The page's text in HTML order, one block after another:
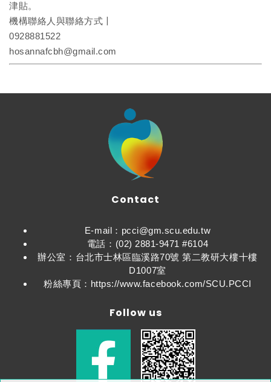
津貼。
機構聯絡人與聯絡方式〡
0928881522
hosannafcbh@gmail.com
Contact
E-mail：pcci@gm.scu.edu.tw
電話：(02) 2881-9471 #6104
辦公室：台北市士林區臨溪路70號 第二教研大樓十樓
D1007室
粉絲專頁：https://www.facebook.com/SCU.PCCI
Follow us